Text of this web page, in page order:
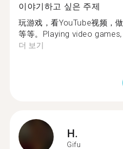
이야기하고 싶은 주제
玩游戏，看YouTube视频，
等等。Playing video
더 보기
H.
Gifu